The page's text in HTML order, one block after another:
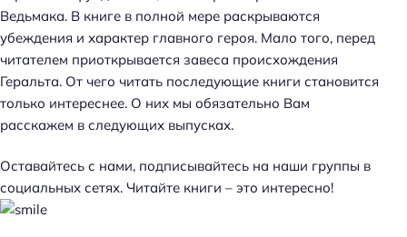
Ведьмака. В книге в полной мере раскрываются
убеждения и характер главного героя. Мало того, перед
читателем приоткрывается завеса происхождения
Геральта. От чего читать последующие книги становится
только интереснее. О них мы обязательно Вам
расскажем в следующих выпусках.
Оставайтесь с нами, подписывайтесь на наши группы в
социальных сетях. Читайте книги – это интересно!